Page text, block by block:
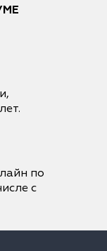
по
с